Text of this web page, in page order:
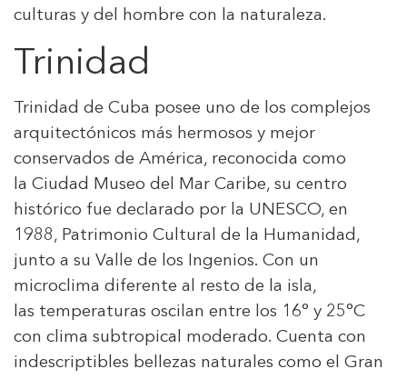
culturas y del hombre con la naturaleza.
Trinidad
Trinidad de Cuba posee uno de los complejos
arquitectónicos más hermosos y mejor
conservados de América, reconocida como
la Ciudad Museo del Mar Caribe, su centro
histórico fue declarado por la UNESCO, en
1988, Patrimonio Cultural de la Humanidad,
junto a su Valle de los Ingenios. Con un
microclima diferente al resto de la isla,
las temperaturas oscilan entre los 16° y 25°C
con clima subtropical moderado. Cuenta con
indescriptibles bellezas naturales como el Gran